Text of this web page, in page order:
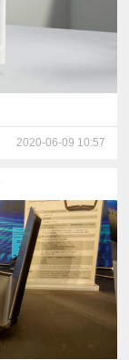
2020-06-09 10:57